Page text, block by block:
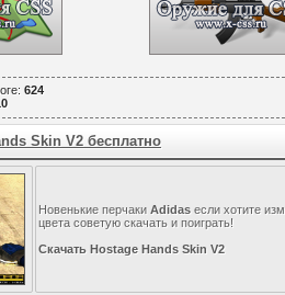
: 624
Skin V2 бесплатно
Новенькие перчаки Adidas если хотите
цвета советую скачать и поиграть!
Скачать Hostage Hands Skin V2